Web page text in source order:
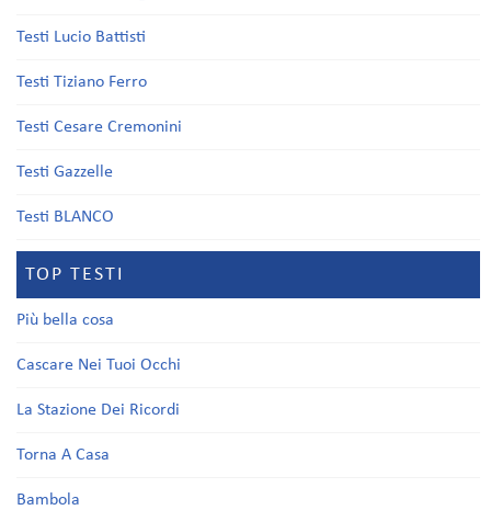
Testi Lucio Battisti
Testi Tiziano Ferro
Testi Cesare Cremonini
Testi Gazzelle
Testi BLANCO
TOP TESTI
Più bella cosa
Cascare Nei Tuoi Occhi
La Stazione Dei Ricordi
Torna A Casa
Bambola